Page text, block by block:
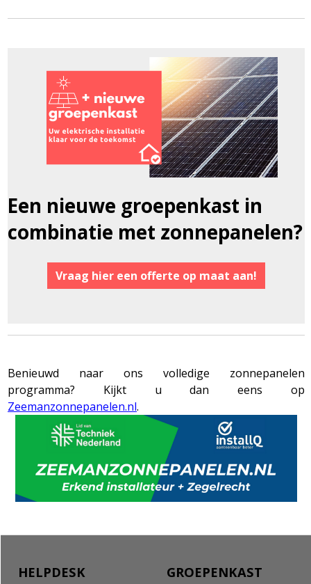
Een nieuwe groepenkast in
combinatie met zonnepanelen?
Vraag hier een offerte op maat aan!
Benieuwd naar ons volledige zonnepanelen
programma? Kijkt u dan eens op
Zeemanzonnepanelen.nl.
GROEPENKAST
HELPDESK